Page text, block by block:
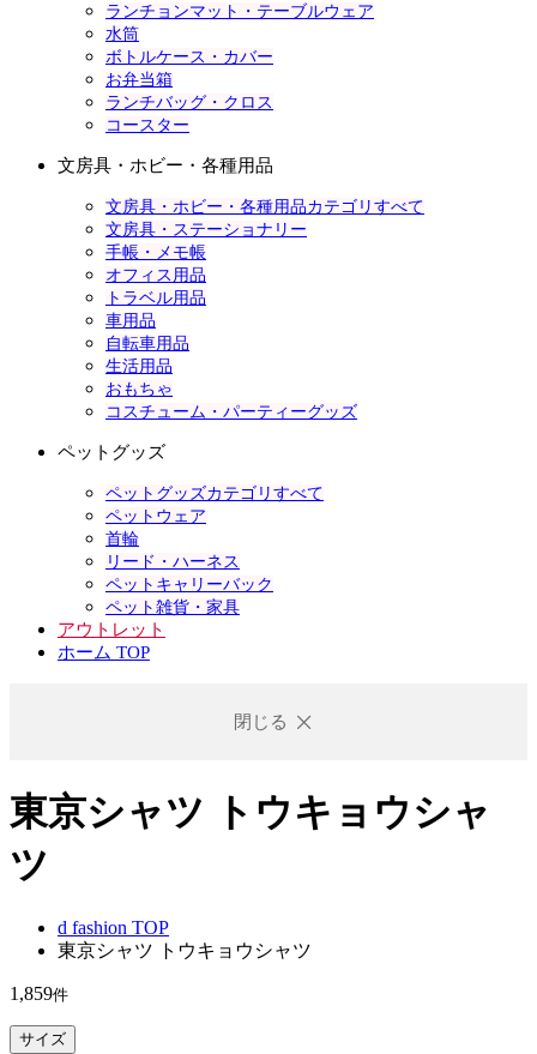
ランチョンマット・テーブルウェア
水筒
ボトルケース・カバー
お弁当箱
ランチバッグ・クロス
コースター
文房具・ホビー・各種用品
文房具・ホビー・各種用品カテゴリすべて
文房具・ステーショナリー
手帳・メモ帳
オフィス用品
トラベル用品
車用品
自転車用品
生活用品
おもちゃ
コスチューム・パーティーグッズ
ペットグッズ
ペットグッズカテゴリすべて
ペットウェア
首輪
リード・ハーネス
ペットキャリーバック
ペット雑貨・家具
アウトレット
ホーム TOP
閉じる
東京シャツ トウキョウシャ
ツ
d fashion TOP
東京シャツ トウキョウシャツ
1,859件
サイズ